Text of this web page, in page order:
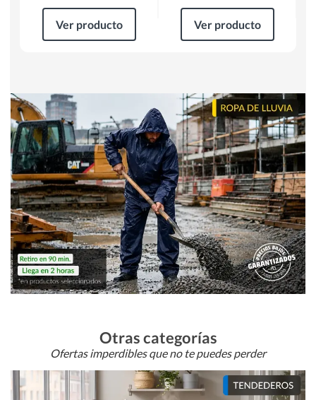
Ver producto Ver producto
Otras categorías
Ofertas imperdibles que no te puedes perder